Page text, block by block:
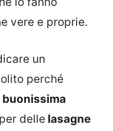
vere e proprie.
un
perché
delle lasagne